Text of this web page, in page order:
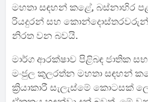
මහතා සඳහන් කළේ, බස්නාහිර
රියදුරන් සහ කොන්දොස්තරවරුන්
නිරත වන බවයි.
මාර්ග ආරක්ෂාව පිළිබඳ ජාතික
මංජුල කුලරත්න මහතා සඳහන්
ක්‍රියාකාරී සැලැස්මේ කොටසක්